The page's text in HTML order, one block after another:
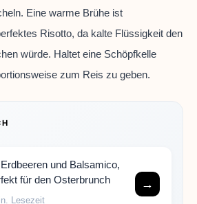
Eine warme Brühe ist
Risotto, da kalte Flüssigkeit den
würde. Haltet eine Schöpfkelle
zum Reis zu geben.
und Balsamico,
für den Osterbrunch
Lesezeit
→